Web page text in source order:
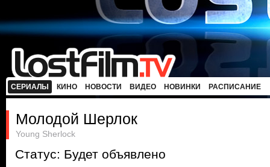
СЕРИАЛЫ КИНО НОВОСТИ ВИДЕО НОВИНКИ РАСПИСАНИЕ
Молодой Шерлок
Young Sherlock
Статус: Будет объявлено